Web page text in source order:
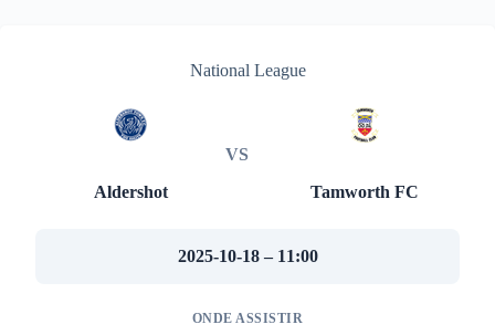
National League
Aldershot
VS
Tamworth FC
2025-10-18 – 11:00
ONDE ASSISTIR